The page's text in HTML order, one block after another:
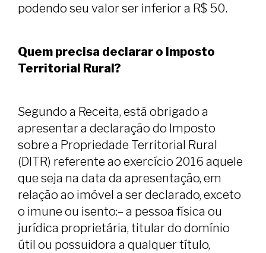
podendo seu valor ser inferior a R$ 50.
Quem precisa declarar o Imposto
Territorial Rural?
Segundo a Receita, está obrigado a
apresentar a declaração do Imposto
sobre a Propriedade Territorial Rural
(DITR) referente ao exercício 2016 aquele
que seja na data da apresentação, em
relação ao imóvel a ser declarado, exceto
o imune ou isento:– a pessoa física ou
jurídica proprietária, titular do domínio
útil ou possuidora a qualquer título,